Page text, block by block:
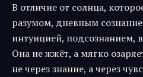
В отличие от солнца,
разумом, дневным
интуицией, подсознанием,
Она не жжёт, а мягко
не через знание, а через